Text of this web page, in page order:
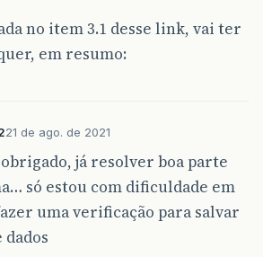
no item 3.1 desse link, vai ter
em resumo:
21 de ago. de 2021
já resolver boa parte
só estou com dificuldade em
uma verificação para salvar
dados